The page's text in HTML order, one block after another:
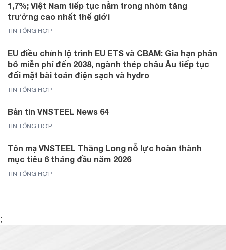
1,7%; Việt Nam tiếp tục nằm trong nhóm tăng
trưởng cao nhất thế giới
TIN TỔNG HỢP
EU điều chỉnh lộ trình EU ETS và CBAM: Gia hạn phân
bổ miễn phí đến 2038, ngành thép châu Âu tiếp tục
đối mặt bài toán điện sạch và hydro
TIN TỔNG HỢP
Bản tin VNSTEEL News 64
TIN TỔNG HỢP
Tôn mạ VNSTEEL Thăng Long nỗ lực hoàn thành
mục tiêu 6 tháng đầu năm 2026
TIN TỔNG HỢP
;